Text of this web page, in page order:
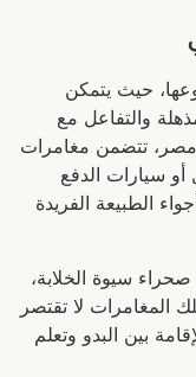
حيث يتمكن
والتفاعل مع
مصر، تتضمن مغامرات
سيارات الدفع
الطبيعة الفريدة
سيوة الخلابة،
المغامرات لا تقتصر
بين البدو وتعلم